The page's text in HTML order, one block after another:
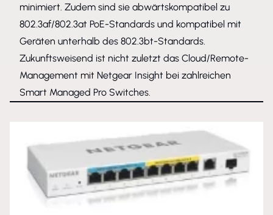
minimiert. Zudem sind sie abwärtskompatibel zu
802.3af/802.3at PoE-Standards und kompatibel mit
Geräten unterhalb des 802.3bt-Standards.
Zukunftsweisend ist nicht zuletzt das Cloud/Remote-
Management mit Netgear Insight bei zahlreichen
Smart Managed Pro Switches.